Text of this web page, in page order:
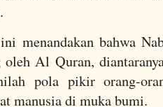
menandakan bahwa
oleh Al Quran,
pola pikir orang-
manusia di muka bumi.